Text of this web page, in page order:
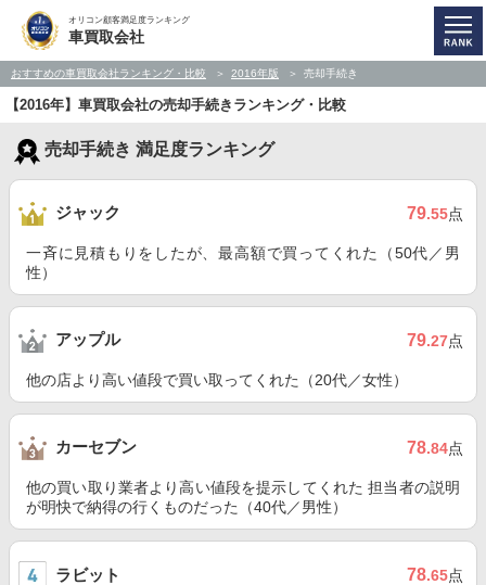
オリコン顧客満足度ランキング
車買取会社
おすすめの車買取会社ランキング・比較 2016年版 売却手続き
【2016年】車買取会社の売却手続きランキング・比較
売却手続き 満足度ランキング
ジャック 79.55点
一斉に見積もりをしたが、最高額で買ってくれた（50代／男
性）
アップル 79.27点
他の店より高い値段で買い取ってくれた（20代／女性）
カーセブン 78.84点
他の買い取り業者より高い値段を提示してくれた 担当者の説明
が明快で納得の行くものだった（40代／男性）
ラビット 78.65点